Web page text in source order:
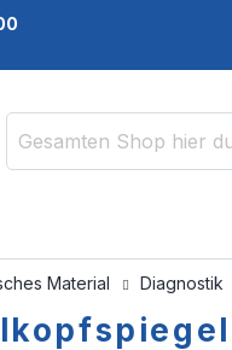
Material Diagnostik